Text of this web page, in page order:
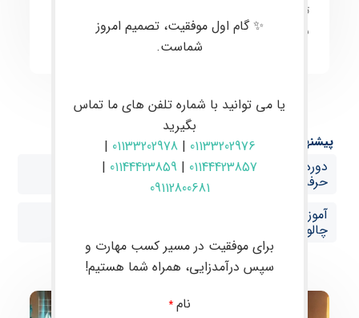
توانمندسازی آن‌ها برای انجام
بازارهای مالی است.
پیشنهاد ها:
دوره حضوری فارکس در بابل آموزش صفر تا صد ترید
حرفه‌ای با پشتیبانی VIP در چالوس
آموزش فارکس از صفر تا صد با پشتیبانی تخصصی در
چالوس
✨ گام اول موفقیت، تصمیم امروز
شماست.
یا می توانید با شماره تلفن های ما تماس
بگیرید
01133202976
|
01133202978
|
01144423857
|
01144423859
|
09112800681
برای موفقیت در مسیر کسب مهارت و
سپس درآمدزایی، همراه شما هستیم!
نام *